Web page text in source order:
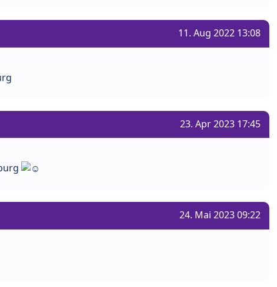
11. Aug 2022 13:08
23. Apr 2023 17:45
24. Mai 2023 09:22